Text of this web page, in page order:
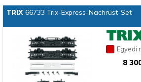
TRIX66733 Trix-Express-Nachrüst-Set
Egyedi
8